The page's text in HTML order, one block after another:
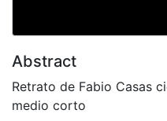
Abstract
Retrato de Fabio Casas
medio corto